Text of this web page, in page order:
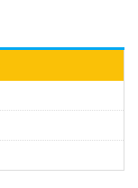
DT